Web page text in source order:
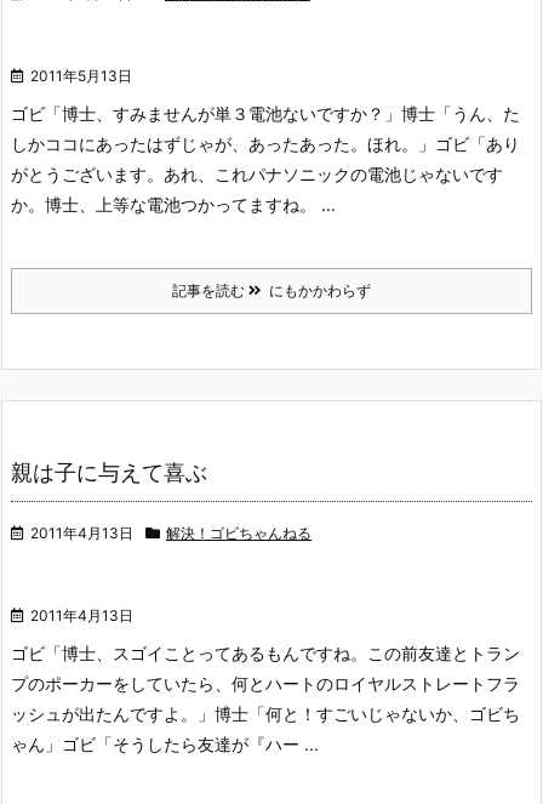
2011年5月13日
ゴビ「博士、すみませんが単３電池ないですか？」 博士「うん、た
しかココにあったはずじゃが、あったあった。ほれ。」 ゴビ「あり
がとうございます。あれ、これパナソニックの電池じゃないです
か。博士、上等な電池つかってますね。 ...
記事を読む にもかかわらず
親は子に与えて喜ぶ
2011年4月13日 解決！ゴビちゃんねる
2011年4月13日
ゴビ「博士、スゴイことってあるもんですね。この前友達とトラン
プのポーカーをしていたら、何とハートのロイヤルストレートフラ
ッシュが出たんですよ。」 博士「何と！すごいじゃないか、ゴビち
ゃん」 ゴビ「そうしたら友達が『ハー ...